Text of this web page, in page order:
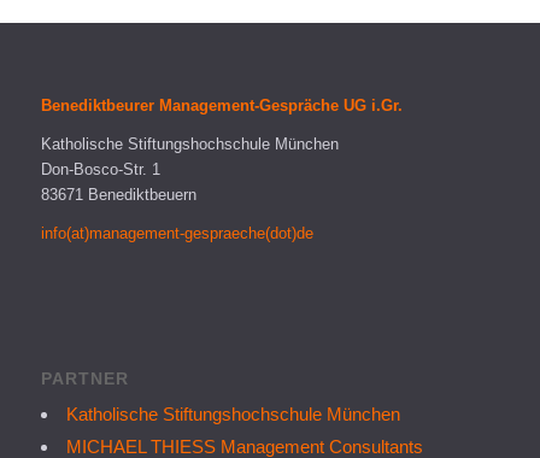
Benediktbeurer Management-Gespräche UG i.Gr.
Katholische Stiftungshochschule München
Don-Bosco-Str. 1
83671 Benediktbeuern
info(at)management-gespraeche(dot)de
PARTNER
Katholische Stiftungshochschule München
MICHAEL THIESS Management Consultants